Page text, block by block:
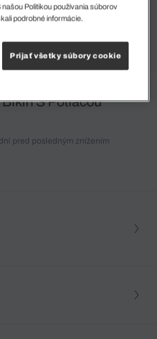
S Potlačou
pred posledným znížením
Politikou používania súborov
podrobné informácie.
Prijať všetky súbory cookie